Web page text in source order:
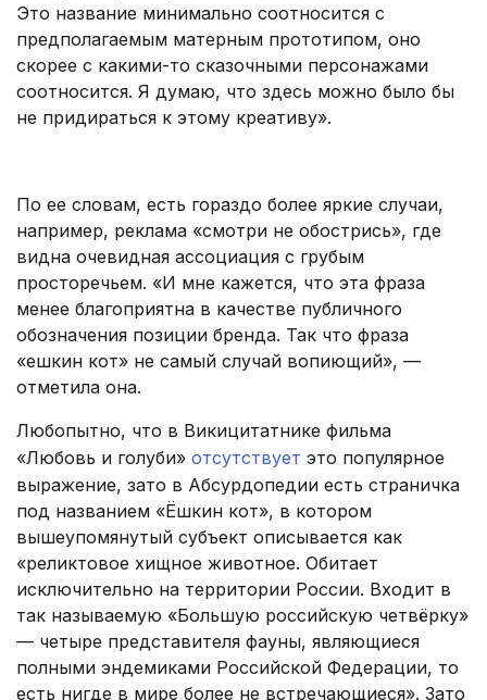
Это название минимально соотносится с
предполагаемым матерным прототипом, оно
скорее с какими-то сказочными персонажами
соотносится. Я думаю, что здесь можно было бы
не придираться к этому креативу».
По ее словам, есть гораздо более яркие случаи,
например, реклама «смотри не обострись», где
видна очевидная ассоциация с грубым
просторечьем. «И мне кажется, что эта фраза
менее благоприятна в качестве публичного
обозначения позиции бренда. Так что фраза
«ешкин кот» не самый случай вопиющий», —
отметила она.
Любопытно, что в Викицитатнике фильма
«Любовь и голуби» отсутствует это популярное
выражение, зато в Абсурдопедии есть страничка
под названием «Ёшкин кот», в котором
вышеупомянутый субъект описывается как
«реликтовое хищное животное. Обитает
исключительно на территории России. Входит в
так называемую «Большую российскую четвёрку»
— четыре представителя фауны, являющиеся
полными эндемиками Российской Федерации, то
есть нигде в мире более не встречающиеся». Зато